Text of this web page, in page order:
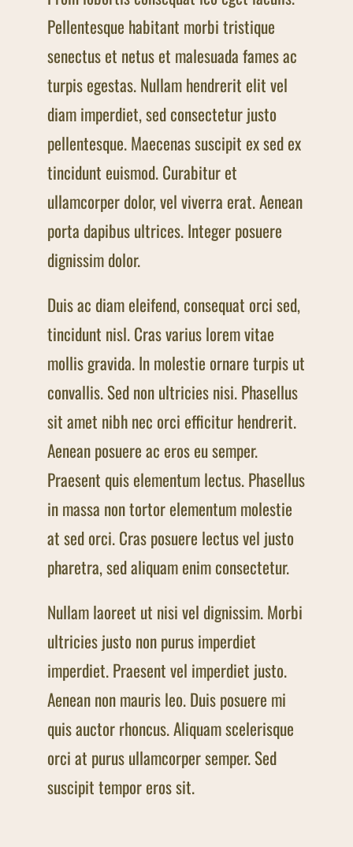
Pellentesque habitant morbi tristique
senectus et netus et malesuada fames ac
turpis egestas. Nullam hendrerit elit vel
diam imperdiet, sed consectetur justo
pellentesque. Maecenas suscipit ex sed ex
tincidunt euismod. Curabitur et
ullamcorper dolor, vel viverra erat. Aenean
porta dapibus ultrices. Integer posuere
dignissim dolor.
Duis ac diam eleifend, consequat orci sed,
tincidunt nisl. Cras varius lorem vitae
mollis gravida. In molestie ornare turpis ut
convallis. Sed non ultricies nisi. Phasellus
sit amet nibh nec orci efficitur hendrerit.
Aenean posuere ac eros eu semper.
Praesent quis elementum lectus. Phasellus
in massa non tortor elementum molestie
at sed orci. Cras posuere lectus vel justo
pharetra, sed aliquam enim consectetur.
Nullam laoreet ut nisi vel dignissim. Morbi
ultricies justo non purus imperdiet
imperdiet. Praesent vel imperdiet justo.
Aenean non mauris leo. Duis posuere mi
quis auctor rhoncus. Aliquam scelerisque
orci at purus ullamcorper semper. Sed
suscipit tempor eros sit.